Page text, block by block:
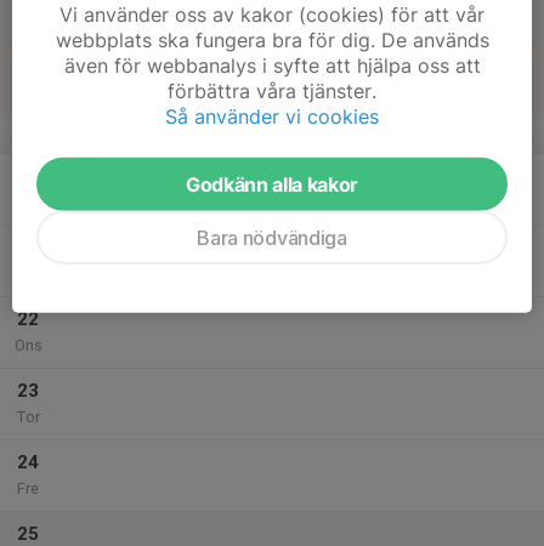
20
Mån
22
Ons
23
Tor
24
Fre
25
Vi använder oss av kakor (cookies) för att vår
webbplats ska fungera bra för dig. De används
även för webbanalys i syfte att hjälpa oss att
förbättra våra tjänster.
Så använder vi cookies
Godkänn alla kakor
Bara nödvändiga